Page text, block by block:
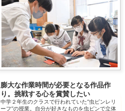
膨大な作業時間が必要となる作品作
り。挑戦する心を賞賛したい
中学２年生のクラスで行われていた“虫ピンレリ
ーフ”の授業。自分が好きなものを虫ピンで立体